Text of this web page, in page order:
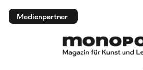
Medienpartner